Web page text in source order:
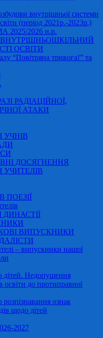
внутрішньої системи
(період 2021р.-2023р.)
2026 н.р.
ОСВІТИ
“Повітряна тривога!” та
РАДІАЦІЙНОЇ,
АТАКИ
УЧНІВ
ДОСЯГНЕННЯ
УЧИТЕЛІВ
ПОЕЗІЇ
ДИНАСТІЇ
ВИПУСКНИКИ
– випускники нашої
дітей. Недопущення
освіти до протиправної
ознак
щодо дітей
2027